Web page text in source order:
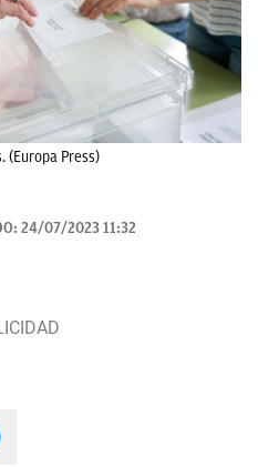
(Europa Press)
24/07/2023 11:32